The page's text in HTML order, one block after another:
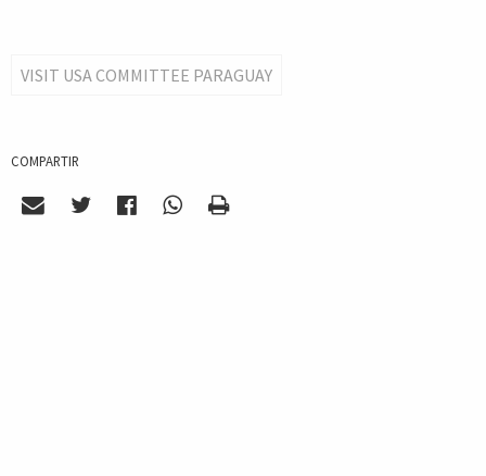
VISIT USA COMMITTEE PARAGUAY
COMPARTIR